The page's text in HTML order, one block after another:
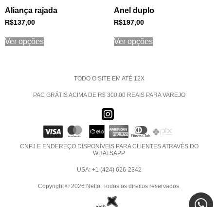
Aliança rajada
R$137,00
Ver opções
Anel duplo
R$197,00
Ver opções
TODO O SITE EM ATÉ 12X
PAC GRÁTIS ACIMA DE R$ 300,00 REAIS PARA VAREJO
CNPJ E ENDEREÇO DISPONÍVEIS PARA CLIENTES ATRAVÉS DO
WHATSAPP
USA: +1 (424) 626-2342
Copyright © 2026 Netto. Todos os direitos reservados.